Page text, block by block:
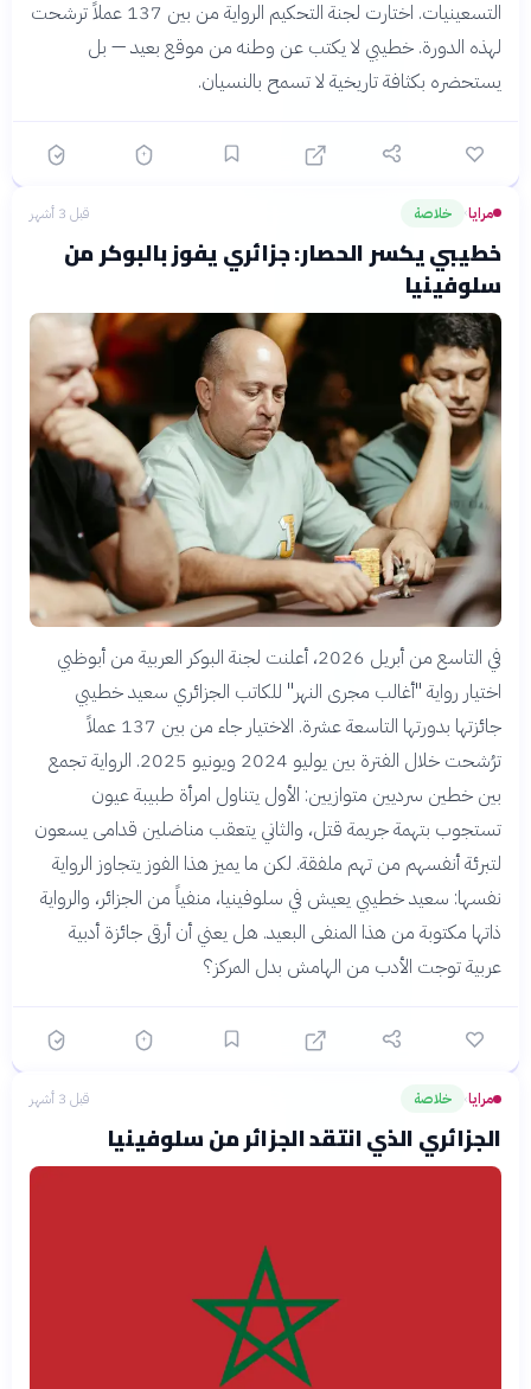
التسعينيات. اختارت لجنة التحكيم الرواية من بين 137 عملاً ترشحت
لهذه الدورة. خطيبي لا يكتب عن وطنه من موقع بعيد — بل
يستحضره بكثافة تاريخية لا تسمح بالنسيان.
مرايا› خلاصة قبل 3 أشهر
خطيبي يكسر الحصار: جزائري يفوز بالبوكر من
سلوفينيا
في التاسع من أبريل 2026، أعلنت لجنة البوكر العربية من أبوظبي
اختيار رواية "أغالب مجرى النهر" للكاتب الجزائري سعيد خطيبي
جائزتها بدورتها التاسعة عشرة. الاختيار جاء من بين 137 عملاً
ترُشحت خلال الفترة بين يوليو 2024 ويونيو 2025. الرواية تجمع
بين خطين سرديين متوازيين: الأول يتناول امرأة طبيبة عيون
تستجوب بتهمة جريمة قتل، والثاني يتعقب مناضلين قدامى يسعون
لتبرئة أنفسهم من تهم ملفقة. لكن ما يميز هذا الفوز يتجاوز الرواية
نفسها: سعيد خطيبي يعيش في سلوفينيا، منفياً من الجزائر، والرواية
ذاتها مكتوبة من هذا المنفى البعيد. هل يعني أن أرقى جائزة أدبية
عربية توجت الأدب من الهامش بدل المركز؟
مرايا› خلاصة قبل 3 أشهر
الجزائري الذي انتقد الجزائر من سلوفينيا